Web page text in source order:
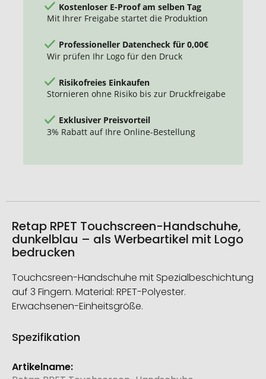
Kostenloser E-Proof am selben Tag
Mit Ihrer Freigabe startet die Produktion
Professioneller Datencheck für 0,00€
Wir prüfen Ihr Logo für den Druck
Risikofreies Einkaufen
Stornieren ohne Risiko bis zur Druckfreigabe
Exklusiver Preisvorteil
3% Rabatt auf Ihre Online-Bestellung
Retap RPET Touchscreen-Handschuhe,
dunkelblau – als Werbeartikel mit Logo
bedrucken
Touchcsreen-Handschuhe mit Spezialbeschichtung
auf 3 Fingern. Material: RPET-Polyester.
Erwachsenen-Einheitsgröße.
Spezifikation
Weitere
Informationen